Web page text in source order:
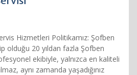
Hizmetleri Politikamız: Şofben
olduğu 20 yıldan fazla Şofben
ekibiyle, yalnızca en kaliteli
aynı zamanda yaşadığınız